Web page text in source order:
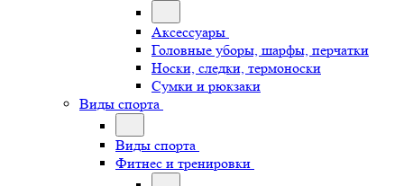
Аксессуары
Головные уборы, шарфы, перчатки
Носки, следки, термоноски
Сумки и рюкзаки
Виды спорта
Виды спорта
Фитнес и тренировки